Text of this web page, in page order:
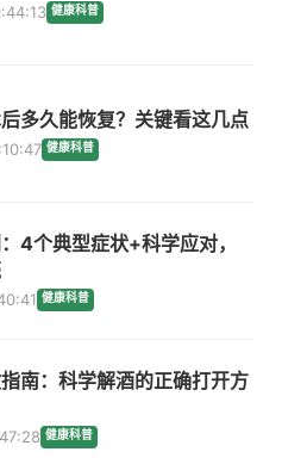
健康科普
多久能恢复？关键看这几点
健康科普
4个典型症状+科学应对，
健康科普
南：科学解酒的正确打开方
健康科普